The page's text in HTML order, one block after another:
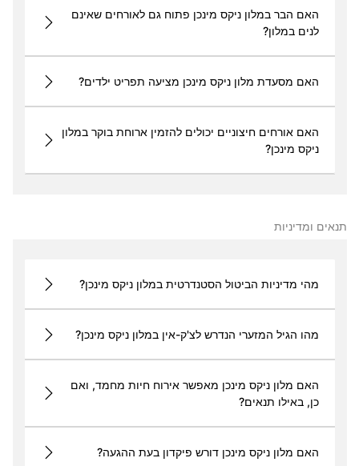
האם הבר במלון ניקס מינכן פתוח גם לאורחים שאינם
לנים במלון?
האם מסעדת מלון ניקס מינכן מציעה תפריט ילדים?
האם אורחים חיצוניים יכולים להזמין ארוחת בוקר במלון
ניקס מינכן?
תנאים ומדיניות
מהי מדיניות הביטול הסטנדרטית במלון ניקס מינכן?
מהו הגיל המזערי הנדרש לצ'ק-אין במלון ניקס מינכן?
האם מלון ניקס מינכן מאפשר אירוח חיות מחמד, ואם
כן, באילו תנאים?
האם מלון ניקס מינכן דורש פיקדון בעת ההגעה?